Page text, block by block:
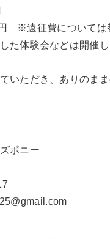
※遠征費については
た体験会などは開催
いただき、ありのま
ポニー